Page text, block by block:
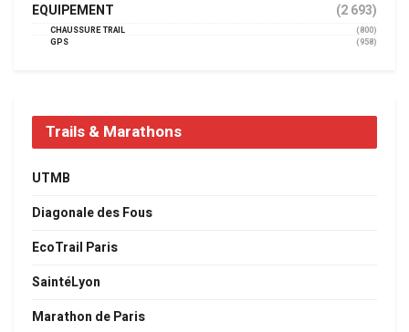
EQUIPEMENT (2 693)
CHAUSSURE TRAIL
(800)
GPS
(958)
Trails & Marathons
UTMB
Diagonale des Fous
EcoTrail Paris
SaintéLyon
Marathon de Paris